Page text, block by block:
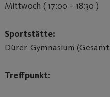
Mittwoch ( 17:00 – 18:30 )
Sportstätte:
Dürer-Gymnasium
Treffpunkt: